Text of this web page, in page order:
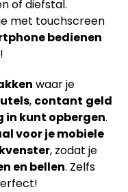
of diefstal.
met touchscreen
bedienen
!
waar je
, contant geld
in kunt opbergen.
voor je mobiele
venster, zodat je
en bellen. Zelfs